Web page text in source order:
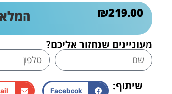
₪219.00
מעוניינים שנחזור אליכם?
שיתוף:
Facebook